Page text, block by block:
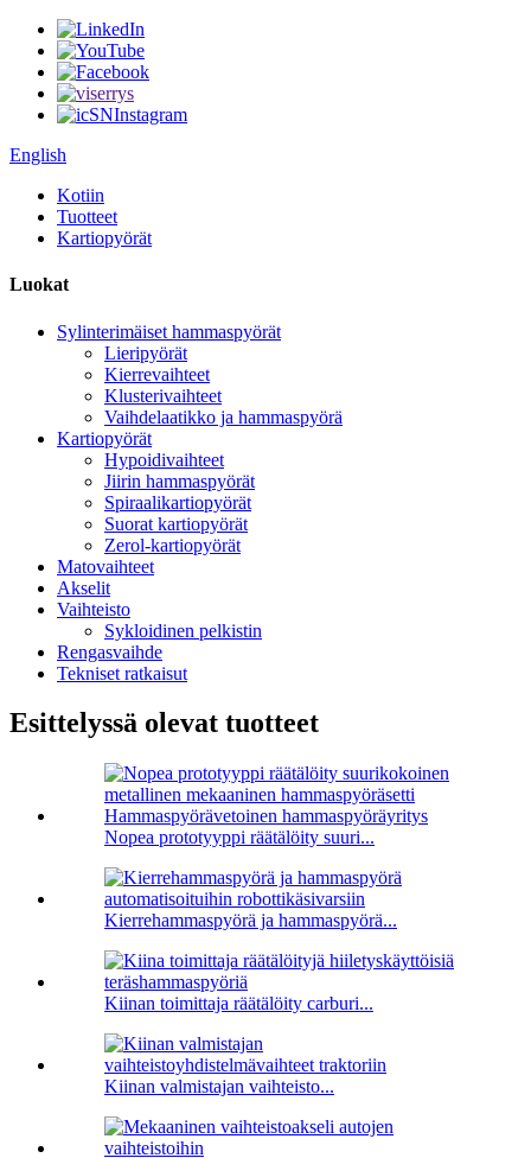
English
Kotiin
Tuotteet
Kartiopyörät
Luokat
Sylinterimäiset hammaspyörät
Lieripyörät
Kierrevaihteet
Klusterivaihteet
Vaihdelaatikko ja hammaspyörä
Kartiopyörät
Hypoidivaihteet
Jiirin hammaspyörät
Spiraalikartiopyörät
Suorat kartiopyörät
Zerol-kartiopyörät
Matovaihteet
Akselit
Vaihteisto
Sykloidinen pelkistin
Rengasvaihde
Tekniset ratkaisut
Esittelyssä olevat tuotteet
Nopea prototyyppi räätälöity suuri...
Kierrehammaspyörä ja hammaspyörä...
Kiinan toimittaja räätälöity carburi...
Kiinan valmistajan vaihteisto...